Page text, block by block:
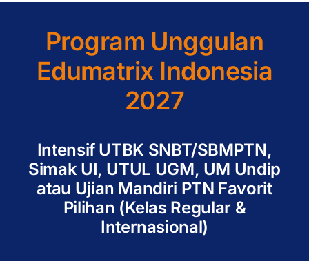
Program Unggulan
Edumatrix Indonesia
2027
Intensif UTBK SNBT/SBMPTN,
Simak UI, UTUL UGM, UM Undip
atau Ujian Mandiri PTN Favorit
Pilihan (Kelas Regular &
Internasional)